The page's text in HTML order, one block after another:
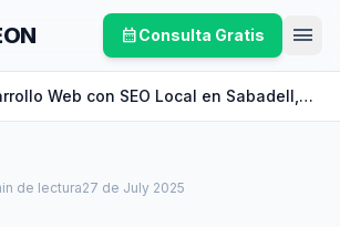
calendar_monthConsulta Gratis menu
Web con SEO Local en Sabadell,
de lectura27 de July 2025